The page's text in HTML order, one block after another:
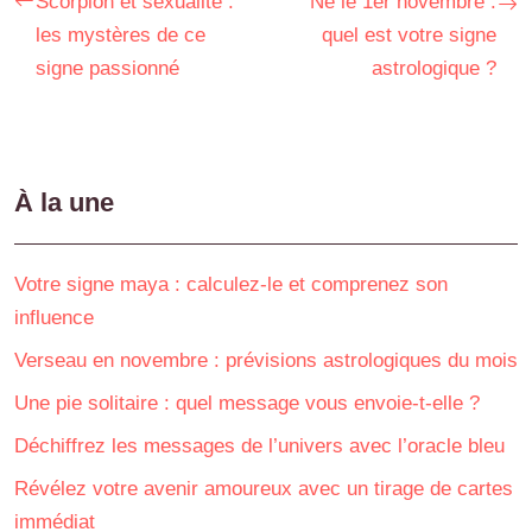
les mystères de ce
signe passionné
quel est votre signe
astrologique ?
À la une
Votre signe maya : calculez-le et comprenez son
influence
Verseau en novembre : prévisions astrologiques du mois
Une pie solitaire : quel message vous envoie-t-elle ?
Déchiffrez les messages de l’univers avec l’oracle bleu
Révélez votre avenir amoureux avec un tirage de cartes
immédiat